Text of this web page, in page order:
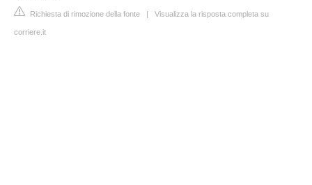
Richiesta di rimozione della fonte | Visualizza la risposta completa su
corriere.it